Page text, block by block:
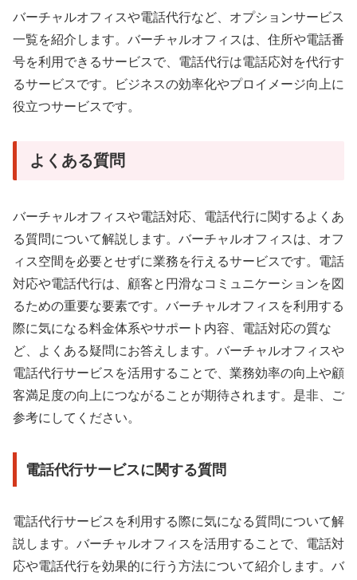
バーチャルオフィスや電話代行など、オプションサービス
一覧を紹介します。バーチャルオフィスは、住所や電話番
号を利用できるサービスで、電話代行は電話応対を代行す
るサービスです。ビジネスの効率化やプロイメージ向上に
役立つサービスです。
よくある質問
バーチャルオフィスや電話対応、電話代行に関するよくあ
る質問について解説します。バーチャルオフィスは、オフ
ィス空間を必要とせずに業務を行えるサービスです。電話
対応や電話代行は、顧客と円滑なコミュニケーションを図
るための重要な要素です。バーチャルオフィスを利用する
際に気になる料金体系やサポート内容、電話対応の質な
ど、よくある疑問にお答えします。バーチャルオフィスや
電話代行サービスを活用することで、業務効率の向上や顧
客満足度の向上につながることが期待されます。是非、ご
参考にしてください。
電話代行サービスに関する質問
電話代行サービスを利用する際に気になる質問について解
説します。バーチャルオフィスを活用することで、電話対
応や電話代行を効果的に行う方法について紹介します。バ